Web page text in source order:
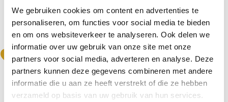
We gebruiken cookies om content en advertenties te
personaliseren, om functies voor social media te bieden
en om ons websiteverkeer te analyseren. Ook delen we
informatie over uw gebruik van onze site met onze
partners voor social media, adverteren en analyse. Deze
partners kunnen deze gegevens combineren met andere
informatie die u aan ze heeft verstrekt of die ze hebben
verzameld op basis van uw gebruik van hun services.
Voor wie twijfelt over een langeafstandsrelatie: het is niet
altijd eenvoudig, maar met de juiste instelling en de juiste
persoon is niets onmogelijk.